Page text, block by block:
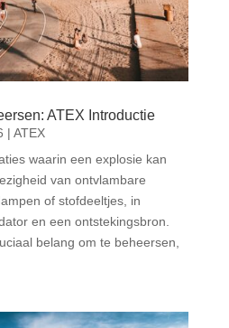
ATEX Introductie
| ATEX
waarin een explosie kan
van ontvlambare
of stofdeeltjes, in
en een ontstekingsbron.
belang om te beheersen,